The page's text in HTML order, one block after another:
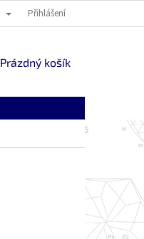
DOPRAVA, PLATBA A
Přihlášení
NÁKUPNÍ
Prázdný košík